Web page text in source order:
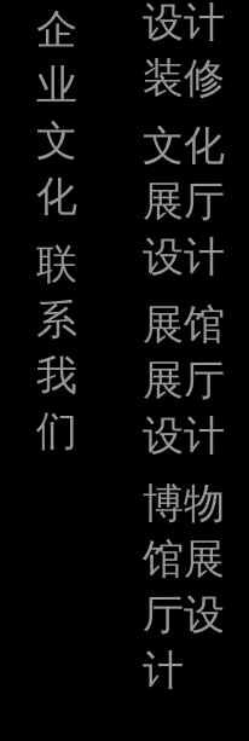
企
业
文
化
联
系
我
们
设计
装修
文化
展厅
设计
展馆
展厅
设计
博物
馆展
厅设
计